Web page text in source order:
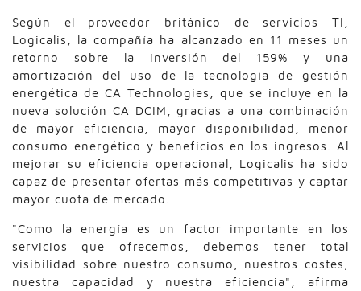
Según el proveedor británico de servicios TI,
Logicalis, la compañía ha alcanzado en 11 meses un
retorno sobre la inversión del 159% y una
amortización del uso de la tecnología de gestión
energética de CA Technologies, que se incluye en la
nueva solución CA DCIM, gracias a una combinación
de mayor eficiencia, mayor disponibilidad, menor
consumo energético y beneficios en los ingresos. Al
mejorar su eficiencia operacional, Logicalis ha sido
capaz de presentar ofertas más competitivas y captar
mayor cuota de mercado.
"Como la energía es un factor importante en los
servicios que ofrecemos, debemos tener total
visibilidad sobre nuestro consumo, nuestros costes,
nuestra capacidad y nuestra eficiencia", afirma